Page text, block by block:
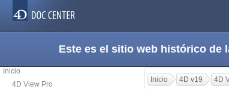
Este es el sitio web histórico de
Inicio
4D View Pro
Inicio 4D v19 4D